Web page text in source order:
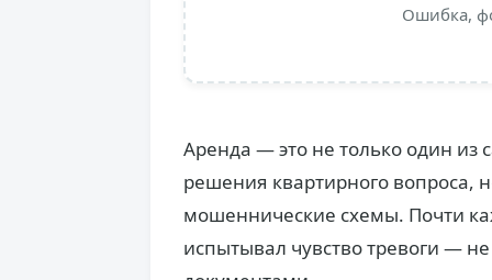
Ошибка,
Аренда — это не только один из
решения квартирного вопроса,
мошеннические схемы. Почти
испытывал чувство тревоги —